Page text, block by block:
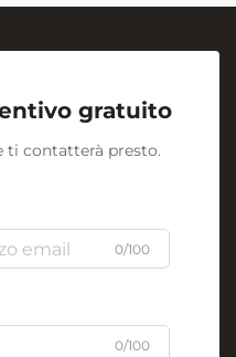
gratuito
ti contatterà presto.
0/100
0/100